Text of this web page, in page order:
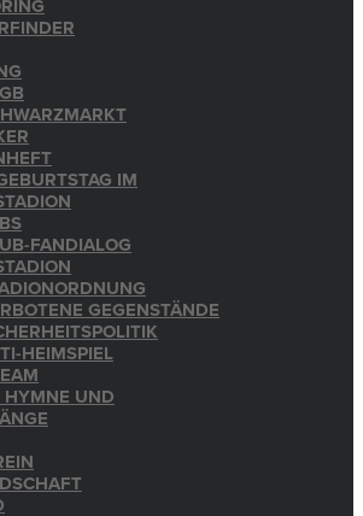
IM
FANDIALOG
GEGENSTÄNDE
HEIMSPIEL
HYMNE UND